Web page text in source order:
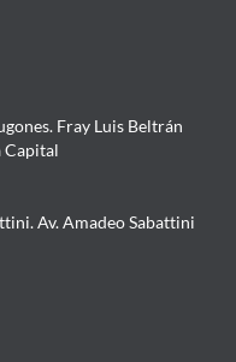
Fray Luis Beltrán
Capital
Av. Amadeo Sabattini